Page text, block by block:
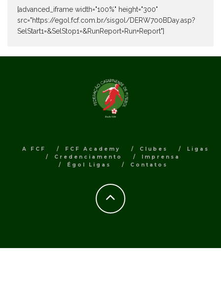
[advanced_iframe width="100%" height="300"
src="https://egol.fcf.com.br/sisgol/DERW700BDay.asp?
SelStart1=&SelStop1=&RunReport=Run+Report"]
A FCF FCF Academy Clubes
Ligas
Credenciamento
Imprensa
Égol Ligas
Contatos